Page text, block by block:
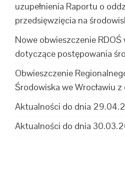
uzupełnienia Raportu o
przedsięwzięcia na
Nowe obwieszczenie RDOŚ
dotyczące postępowania
Obwieszczenie
Środowiska we Wrocławiu
Aktualności do dnia
Aktualności do dnia